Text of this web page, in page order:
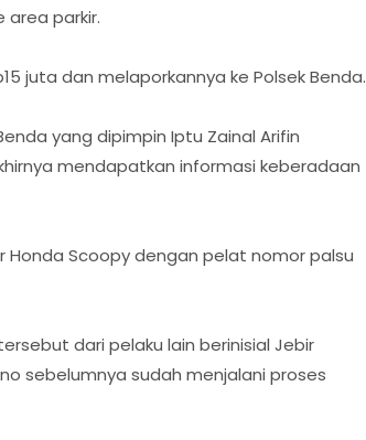
area parkir.
juta dan melaporkannya ke Polsek Benda.
yang dipimpin Iptu Zainal Arifin
mendapatkan informasi keberadaan
Scoopy dengan pelat nomor palsu
dari pelaku lain berinisial Jebir
sebelumnya sudah menjalani proses